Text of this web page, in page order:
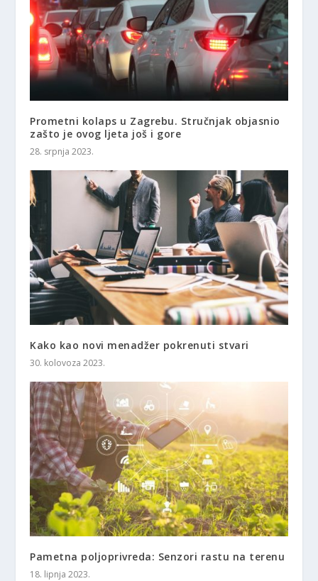
Prometni kolaps u Zagrebu. Stručnjak objasnio
zašto je ovog ljeta još i gore
28. srpnja 2023.
Kako kao novi menadžer pokrenuti stvari
30. kolovoza 2023.
Pametna poljoprivreda: Senzori rastu na terenu
18. lipnja 2023.